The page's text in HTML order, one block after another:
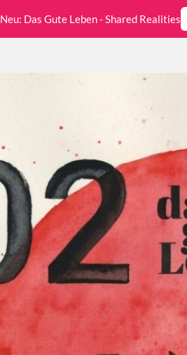
Neu: Das Gute Leben - Shared Realities